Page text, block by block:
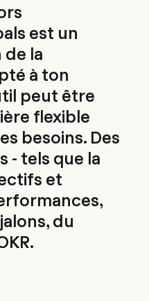
est un
la
à ton
peut être
flexible
besoins. Des
- tels que la
et
du